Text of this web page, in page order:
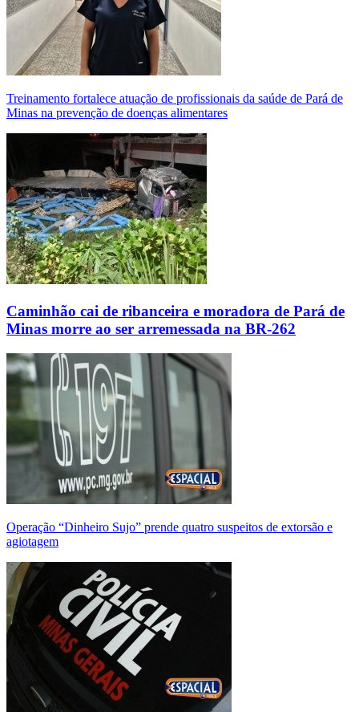
Treinamento fortalece atuação de profissionais da saúde de Pará de
Minas na prevenção de doenças alimentares
Caminhão cai de ribanceira e moradora de Pará de
Minas morre ao ser arremessada na BR-262
Operação “Dinheiro Sujo” prende quatro suspeitos de extorsão e
agiotagem